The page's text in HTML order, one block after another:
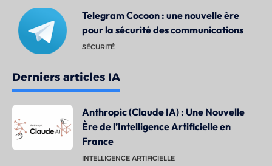
Telegram Cocoon : une nouvelle ère
pour la sécurité des communications
SÉCURITÉ
Derniers articles IA
Anthropic (Claude IA) : Une Nouvelle
Ère de l’Intelligence Artificielle en
France
INTELLIGENCE ARTIFICIELLE